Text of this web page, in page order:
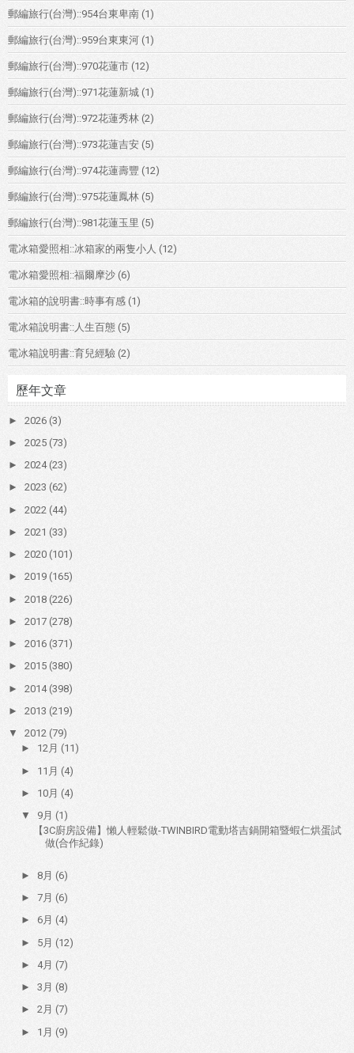
郵編旅行(台灣)::954台東卑南 (1)
郵編旅行(台灣)::959台東東河 (1)
郵編旅行(台灣)::970花蓮市 (12)
郵編旅行(台灣)::971花蓮新城 (1)
郵編旅行(台灣)::972花蓮秀林 (2)
郵編旅行(台灣)::973花蓮吉安 (5)
郵編旅行(台灣)::974花蓮壽豐 (12)
郵編旅行(台灣)::975花蓮鳳林 (5)
郵編旅行(台灣)::981花蓮玉里 (5)
電冰箱愛照相::冰箱家的兩隻小人 (12)
電冰箱愛照相::福爾摩沙 (6)
電冰箱的說明書::時事有感 (1)
電冰箱說明書::人生百態 (5)
電冰箱說明書::育兒經驗 (2)
歷年文章
► 2026 (3)
► 2025 (73)
► 2024(23)
► 2023 (62)
► 2022 (44)
► 2021 (33)
► 2020 (101)
► 2019 (165)
► 2018 (226)
► 2017 (278)
► 2016 (371)
► 2015 (380)
► 2014(398)
► 2013 (219)
▼ 2012 (79)
► 12月 (11)
► 11月 (4)
► 10月 (4)
▼ 9月 (1)
【3C廚房設備】懶人輕鬆做-TWINBIRD電動塔吉鍋開箱暨蝦仁烘蛋試
做(合作紀錄)
► 8月 (6)
► 7月 (6)
► 6月 (4)
► 5月 (12)
► 4月 (7)
► 3月 (8)
► 2月 (7)
► 1月 (9)